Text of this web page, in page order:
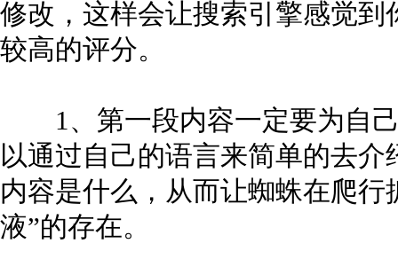
修改，这样会让搜索引擎感觉
较高的评分。
1、第一段内容一定要为自己
以通过自己的语言来简单的去
内容是什么，从而让蜘蛛在爬
液”的存在。